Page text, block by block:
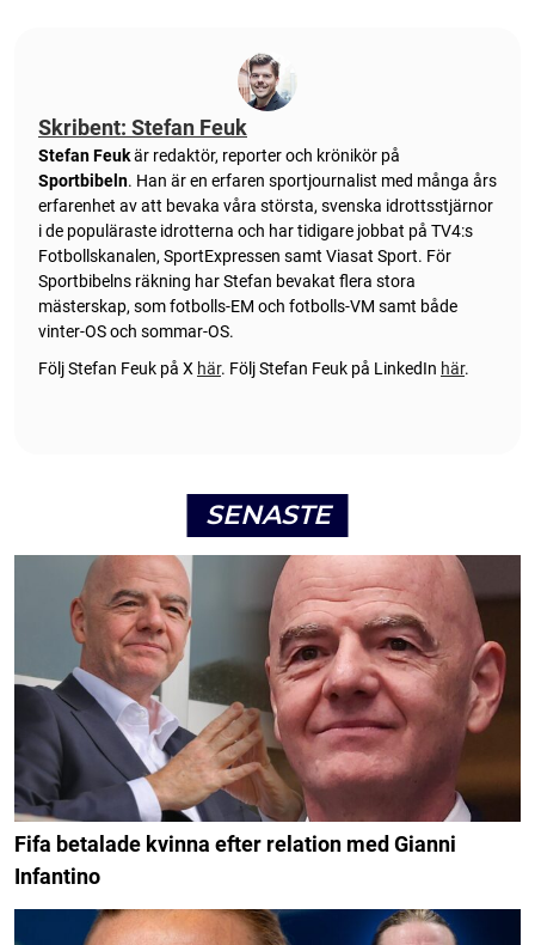
Skribent: Stefan Feuk
Stefan Feukär redaktör, reporter och krönikör på
Sportbibeln. Han är en erfaren sportjournalist med många års
erfarenhet av att bevaka våra största, svenska idrottsstjärnor
i de populäraste idrotterna och har tidigare jobbat på TV4:s
Fotbollskanalen, SportExpressen samt Viasat Sport. För
Sportbibelns räkning har Stefan bevakat flera stora
mästerskap, som fotbolls-EM och fotbolls-VM samt både
vinter-OS och sommar-OS.
Följ Stefan Feuk på X här. Följ Stefan Feuk på LinkedIn här.
SENASTE
Fifa betalade kvinna efter relation med Gianni
Infantino